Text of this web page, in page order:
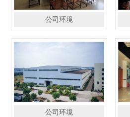
公司环境
公司环境